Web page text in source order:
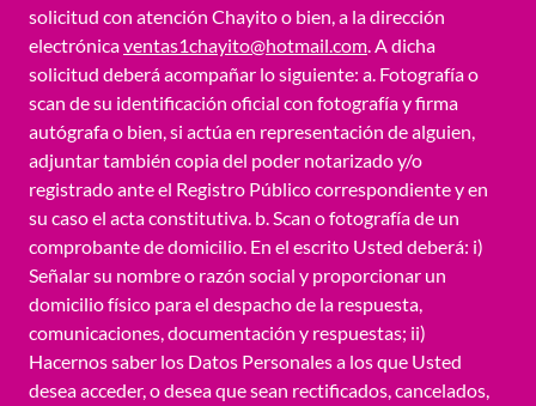
solicitud con atención Chayito o bien, a la dirección
electrónicaventas1chayito@hotmail.com. A dicha
solicitud deberá acompañar lo siguiente: a. Fotografía o
scan de su identificación oficial con fotografía y firma
autógrafa o bien, si actúa en representación de alguien,
adjuntar también copia del poder notarizado y/o
registrado ante el Registro Público correspondiente y en
su caso el acta constitutiva. b. Scan o fotografía de un
comprobante de domicilio. En el escrito Usted deberá: i)
Señalar su nombre o razón social y proporcionar un
domicilio físico para el despacho de la respuesta,
comunicaciones, documentación y respuestas; ii)
Hacernos saber los Datos Personales a los que Usted
desea acceder, o desea que sean rectificados, cancelados,